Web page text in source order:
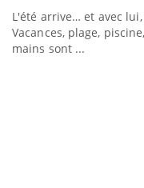
L'été arrive… et avec
Vacances, plage,
mains sont ...